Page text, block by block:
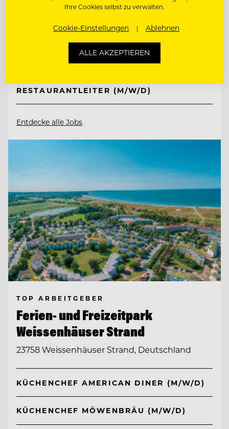
6561 Ischgl, Österreich
ZAHLKELLNER (M/W/D)
RESTAURANTLEITER (M/W/D)
Entdecke alle Jobs
TOP ARBEITGEBER
Ferien- und Freizeitpark
Weissenhäuser Strand
23758 Weissenhäuser Strand, Deutschland
KÜCHENCHEF AMERICAN DINER (M/W/D)
KÜCHENCHEF MÖWENBRÄU (M/W/D)
Ihre Cookies selbst zu verwalten.
Cookie-Einstellungen Ablehnen
ALLE AKZEPTIEREN